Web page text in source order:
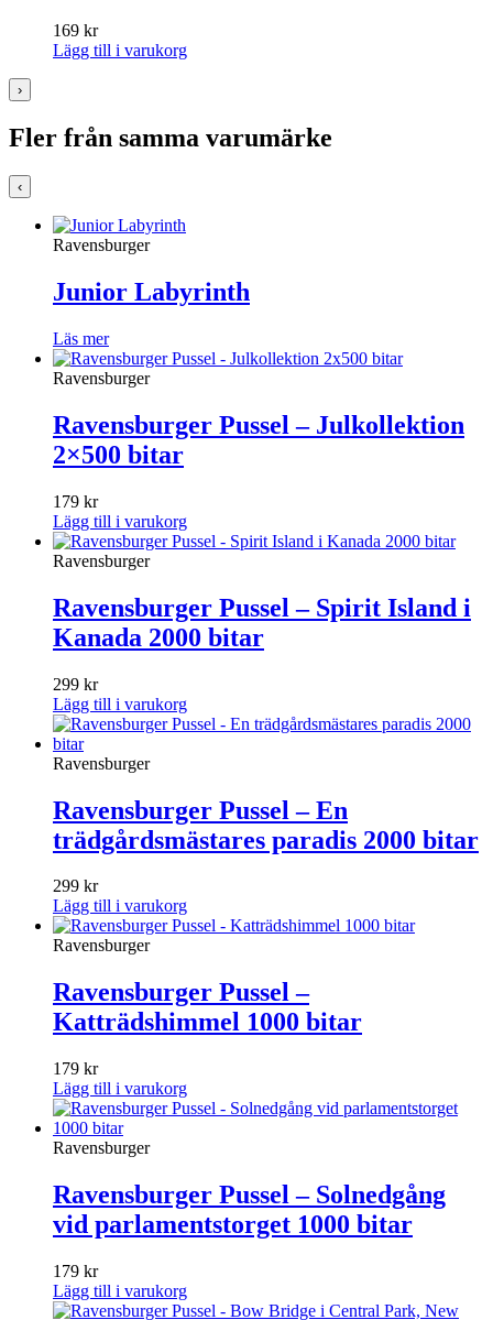
169 kr
Lägg till i varukorg
›
Fler från samma varumärke
‹
Ravensburger
Junior Labyrinth
Läs mer
Ravensburger
Ravensburger Pussel – Julkollektion
2×500 bitar
179 kr
Lägg till i varukorg
Ravensburger
Ravensburger Pussel – Spirit Island i
Kanada 2000 bitar
299 kr
Lägg till i varukorg
Ravensburger
Ravensburger Pussel – En
trädgårdsmästares paradis 2000 bitar
299 kr
Lägg till i varukorg
Ravensburger
Ravensburger Pussel –
Katträdshimmel 1000 bitar
179 kr
Lägg till i varukorg
Ravensburger
Ravensburger Pussel – Solnedgång
vid parlamentstorget 1000 bitar
179 kr
Lägg till i varukorg